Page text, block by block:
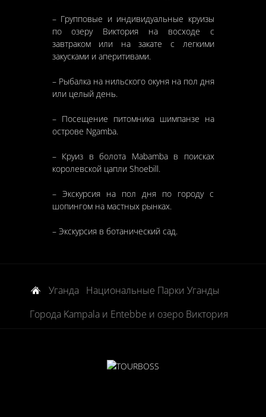
– Групповые и индивидуальные круизы
по озеру Виктория на восходе с
завтраком или на закате с легкими
закусками и аперитивами.
– Рыбалка на нильского окуня на пол дня
или целый день.
– Посещение питомника шимпанзе на
острове Ngamba.
– Круиз в болота Mabamba в поисках
королевской цапли Shoebill.
– Экскурсия на пол дня по городу с
шопингом на мастных рынках.
– Экскурсия в ботанический сад.
Уганда
Национальные Парки Уганды
Города Kampala и Entebbe и озеро Виктория